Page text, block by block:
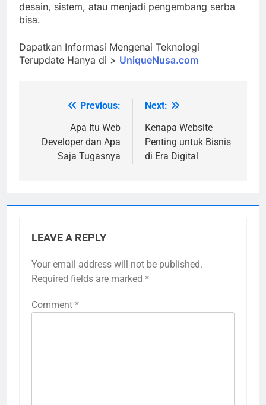
desain, sistem, atau menjadi pengembang serba
bisa.
Dapatkan Informasi Mengenai Teknologi
Terupdate Hanya di > UniqueNusa.com
navigation
Previous:
Apa Itu Web
Developer dan Apa
Saja Tugasnya
Next:
Kenapa Website
Penting untuk Bisnis
di Era Digital
LEAVE A REPLY
Your email address will not be published.
Required fields are marked *
Comment *